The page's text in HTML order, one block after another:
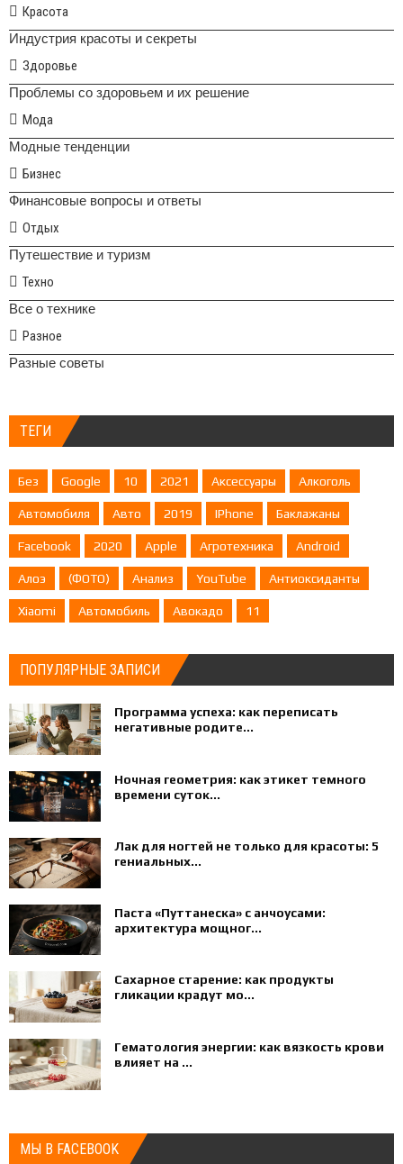
Красота
Индустрия красоты и секреты
Здоровье
Проблемы со здоровьем и их решение
Мода
Модные тенденции
Бизнес
Финансовые вопросы и ответы
Отдых
Путешествие и туризм
Техно
Все о технике
Разное
Разные советы
ТЕГИ
Без Google 10 2021 Аксессуары Алкоголь
Автомобиля Авто 2019 IPhone Баклажаны
Facebook 2020 Apple Агротехника Android
Алоэ (ФОТО) Анализ YouTube Антиоксиданты
Xiaomi Автомобиль Авокадо 11
ПОПУЛЯРНЫЕ ЗАПИСИ
Программа успеха: как переписать
негативные родите...
Ночная геометрия: как этикет темного
времени суток...
Лак для ногтей не только для красоты: 5
гениальных...
Паста «Путтанеска» с анчоусами:
архитектура мощног...
Сахарное старение: как продукты
гликации крадут мо...
Гематология энергии: как вязкость крови
влияет на ...
МЫ В FACEBOOK